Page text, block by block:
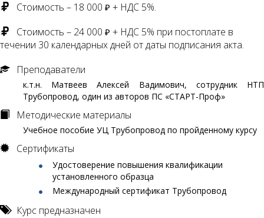
Стоимость – 18 000 ₽ + НДС 5%.
Стоимость – 24 000 ₽ + НДС 5% при постоплате в
течении 30 календарных дней от даты подписания акта.
Преподаватели
к.т.н. Матвеев Алексей Вадимович, сотрудник НТП
Трубопровод, один из авторов ПC «СТАРТ-Проф»
Методические материалы
Учебное пособие УЦ Трубопровод по пройденному курсу
Сертификаты
Удостоверение повышения квалификации
установленного образца
Международный сертификат Трубопровод
Курс предназначен